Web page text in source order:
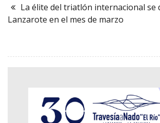
La élite del triatlón internacional se
Lanzarote en el mes de marzo